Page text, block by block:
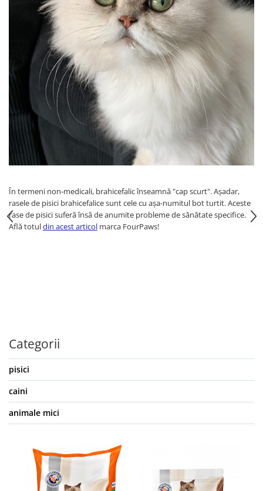
În termeni non-medicali, brahicefalic înseamnă "cap scurt". Așadar,
rasele de pisici brahicefalice sunt cele cu așa-numitul bot turtit. Aceste
rase de pisici suferă însă de anumite probleme de sănătate specifice.
Află totuldin acest articol marca FourPaws!
Categorii
pisici
caini
animale mici